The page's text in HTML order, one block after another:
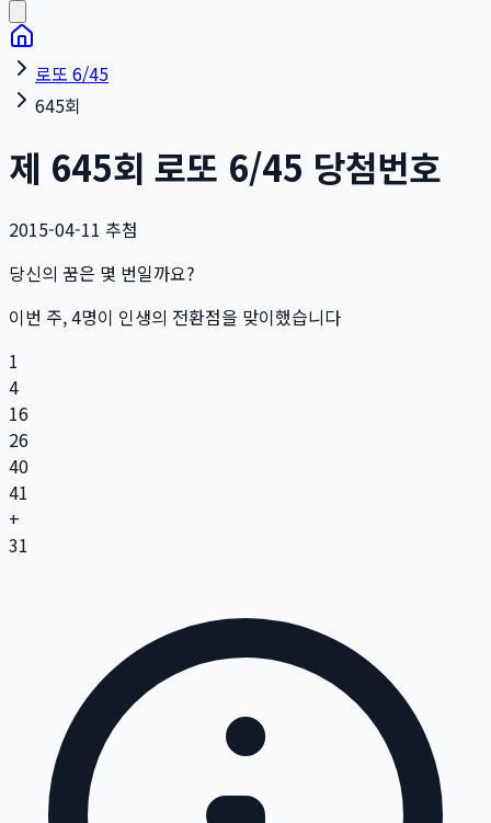
로또 6/45
645회
제 645회 로또 6/45 당첨번호
2015-04-11 추첨
당신의 꿈은 몇 번일까요?
이번 주,4명이 인생의 전환점을 맞이했습니다
1
4
16
26
40
41
+
31